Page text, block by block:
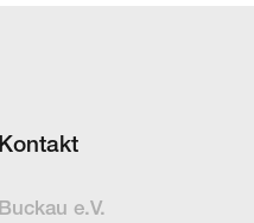
Kontakt
Buckau e.V.